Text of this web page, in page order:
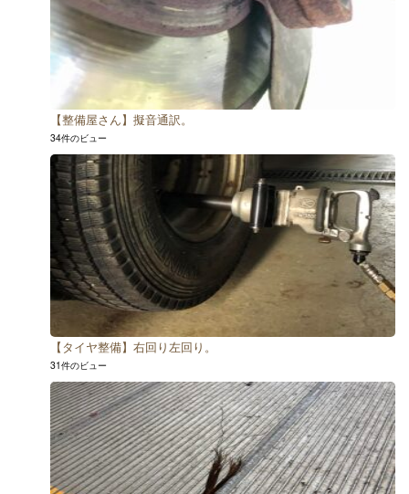
【整備屋さん】擬音通訳。
34件のビュー
【タイヤ整備】右回り左回り。
31件のビュー